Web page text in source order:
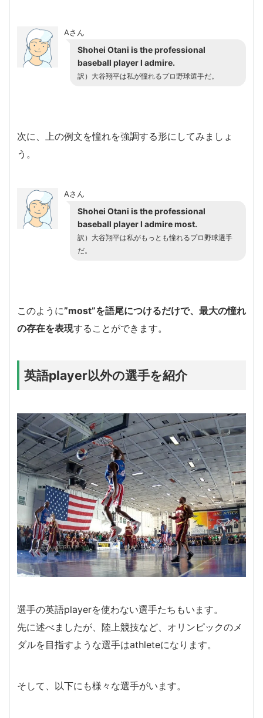
Aさん
Shohei Otani is the professional
baseball player I admire.
訳）大谷翔平は私が憧れるプロ野球選手だ。
次に、上の例文を憧れを強調する形にしてみましょ
う。
Aさん
Shohei Otani is the professional
baseball player I admire most.
訳）大谷翔平は私がもっとも憧れるプロ野球選手
だ。
このように”most”を語尾につけるだけで、最大の憧れ
の存在を表現することができます。
英語player以外の選手を紹介
選手の英語playerを使わない選手たちもいます。
先に述べましたが、陸上競技など、オリンピックのメ
ダルを目指すような選手はathleteになります。
そして、以下にも様々な選手がいます。